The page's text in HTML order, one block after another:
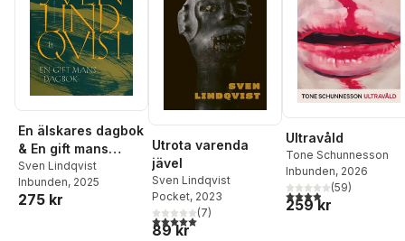
En älskares dagbok
& En gift mans
dagbok
Sven Lindqvist
Inbunden, 2025
275 kr
Utrota varenda
jävel
Sven Lindqvist
Pocket, 2023
5,0utav 5 stjärnor. Totalt antal röster:
(7)
89 kr
Ultravåld
Tone Schunnesson
Inbunden, 2026
3,9utav 5 stjärnor.
(59)
259 kr